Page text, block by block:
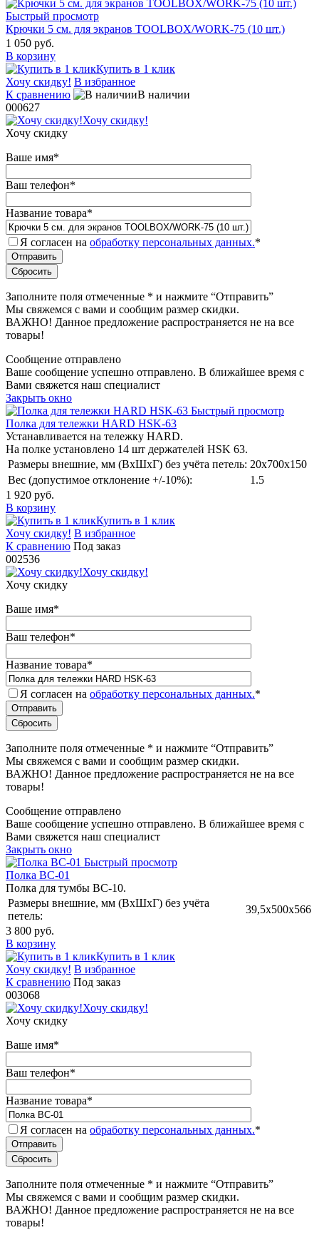
Быстрый просмотр
Крючки 5 см. для экранов TOOLBOX/WORK-75 (10 шт.)
1 050 руб.
В корзину
Купить в 1 клик
Хочу скидку! В избранное
К сравнению
В наличии
000627
Хочу скидку!
Хочу скидку
Ваше имя*
Ваш телефон*
Название товара*
Я согласен на обработку персональных данных.*
Заполните поля отмеченные * и нажмите “Отправить”
Мы свяжемся с вами и сообщим размер скидки.
ВАЖНО! Данное предложение распространяется не на все
товары!
Сообщение отправлено
Ваше сообщение успешно отправлено. В ближайшее время с
Вами свяжется наш специалист
Закрыть окно
Быстрый просмотр
Полка для тележки HARD HSK-63
Устанавливается на тележку HARD.
На полке установлено 14 шт держателей HSK 63.
Размеры внешние, мм (ВхШхГ) без учёта петель: 20x700x150
Вес (допустимое отклонение +/-10%):
1.5
1 920 руб.
В корзину
Купить в 1 клик
Хочу скидку! В избранное
К сравнению Под заказ
002536
Хочу скидку!
Хочу скидку
Ваше имя*
Ваш телефон*
Название товара*
Я согласен на обработку персональных данных.*
Заполните поля отмеченные * и нажмите “Отправить”
Мы свяжемся с вами и сообщим размер скидки.
ВАЖНО! Данное предложение распространяется не на все
товары!
Сообщение отправлено
Ваше сообщение успешно отправлено. В ближайшее время с
Вами свяжется наш специалист
Закрыть окно
Быстрый просмотр
Полка ВС-01
Полка для тумбы ВС-10.
Размеры внешние, мм (ВхШхГ) без учёта
петель:
39,5x500x566
3 800 руб.
В корзину
Купить в 1 клик
Хочу скидку! В избранное
К сравнению Под заказ
003068
Хочу скидку!
Хочу скидку
Ваше имя*
Ваш телефон*
Название товара*
Я согласен на обработку персональных данных.*
Заполните поля отмеченные * и нажмите “Отправить”
Мы свяжемся с вами и сообщим размер скидки.
ВАЖНО! Данное предложение распространяется не на все
товары!